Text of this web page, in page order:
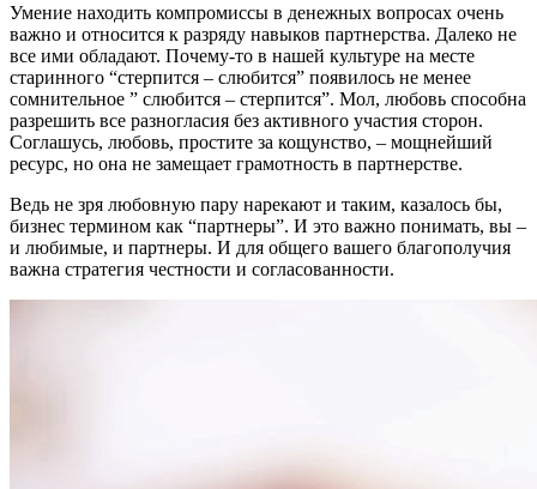
Умение находить компромиссы в денежных вопросах очень
важно и относится к разряду навыков партнерства. Далеко не
все ими обладают. Почему-то в нашей культуре на месте
старинного “стерпится – слюбится” появилось не менее
сомнительное ” слюбится – стерпится”. Мол, любовь способна
разрешить все разногласия без активного участия сторон.
Соглашусь, любовь, простите за кощунство, – мощнейший
ресурс, но она не замещает грамотность в партнерстве.
Ведь не зря любовную пару нарекают и таким, казалось бы,
бизнес термином как “партнеры”. И это важно понимать, вы –
и любимые, и партнеры. И для общего вашего благополучия
важна стратегия честности и согласованности.